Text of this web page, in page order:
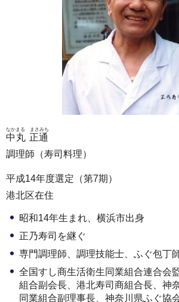
中丸 正通
なかまる まさみち
調理師（寿司料理）
平成14年度選定（第7期）
港北区在住
昭和14年生まれ、横浜市出身
正乃寿司を継ぐ
専門調理師、調理技能士、ふぐ包丁
全国すし商生活衛生同業組合連合会
組合副会長、港北寿司商組合長、神
同業組合副理事長、神奈川県ふぐ協